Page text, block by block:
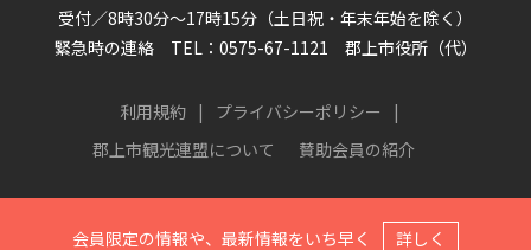
受付／8時30分～17時15分（土日祝・年末年始を除く）
緊急時の連絡 TEL：0575-67-1121 郡上市役所（代）
利用規約
プライバシーポリシー
郡上市観光連盟について
賛助会員の紹介
会員限定の情報や、最新情報をいち早く 詳しく